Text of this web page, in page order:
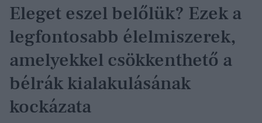
Eleget eszel belőlük? Ezek a
legfontosabb élelmiszerek,
amelyekkel csökkenthető a
bélrák kialakulásának
kockázata